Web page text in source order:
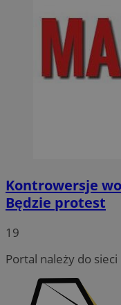
Kontrowersje
Będzie protest
19
Portal należy do sieci